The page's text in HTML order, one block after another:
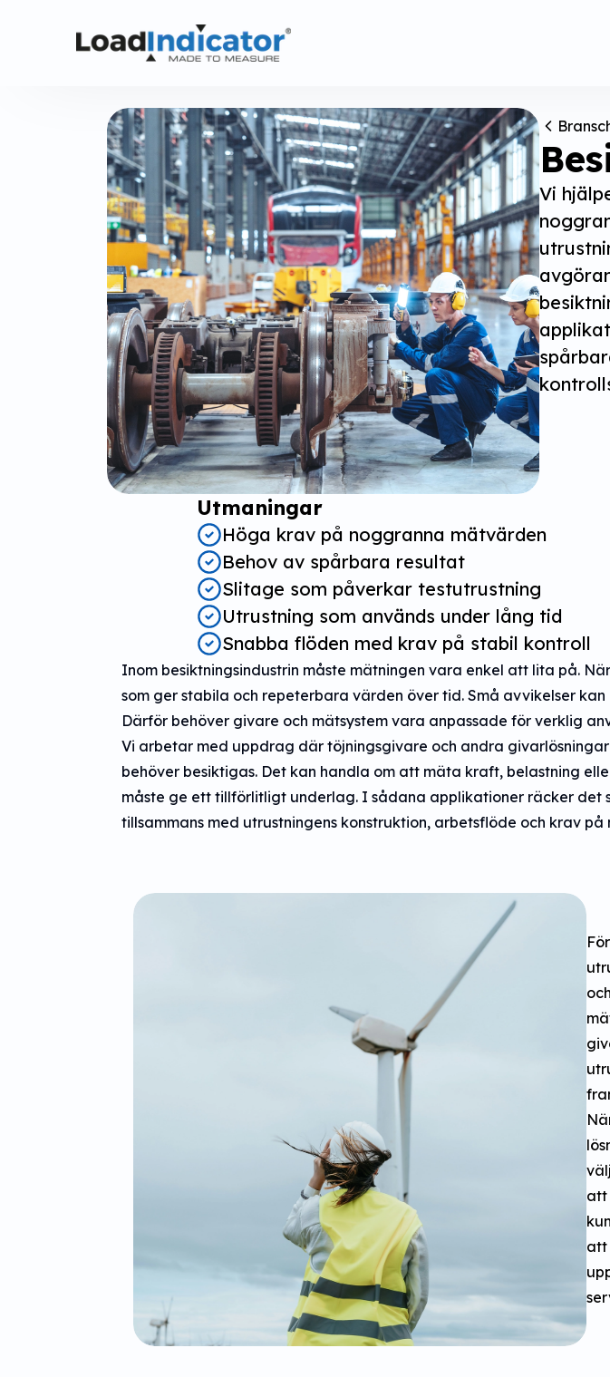
Vi
Utmaningar
Höga krav på noggranna mätvärden
Behov av spårbara resultat
Slitage som påverkar testutrustning
Utrustning som används under lång tid
Snabba flöden med krav på stabil kontroll
Inom besiktningsindustrin måste mätningen vara enkel att lita på.
som ger stabila och repeterbara värden över tid. Små avvikelser
Därför behöver givare och mätsystem vara anpassade för verklig
Vi arbetar med uppdrag där töjningsgivare och andra
behöver besiktigas. Det kan handla om att mäta kraft, belastning
måste ge ett tillförlitligt underlag. I sådana applikationer räcker
tillsammans med utrustningens konstruktion, arbetsflöde och krav på
att
att